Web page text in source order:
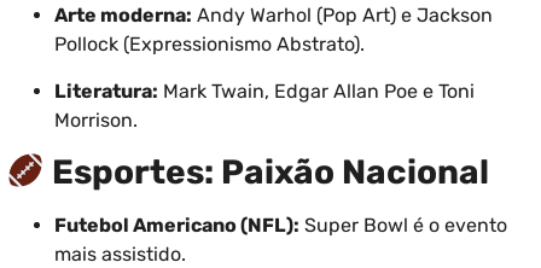
Arte moderna: Andy Warhol (Pop Art) e Jackson
Pollock (Expressionismo Abstrato).
Literatura: Mark Twain, Edgar Allan Poe e Toni
Morrison.
Esportes: Paixão Nacional
Futebol Americano (NFL): Super Bowl é o evento
mais assistido.